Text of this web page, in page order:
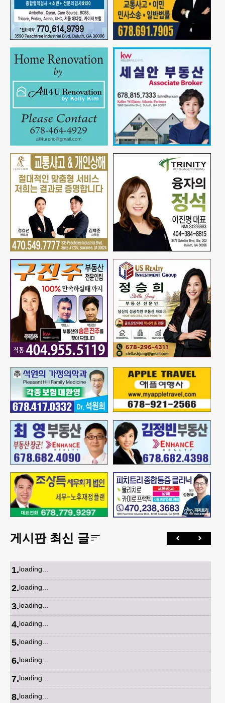
게시판 최신 글
1.loading...
2.loading...
3.loading...
4.loading...
5.loading...
6.loading...
7.loading...
8.loading...